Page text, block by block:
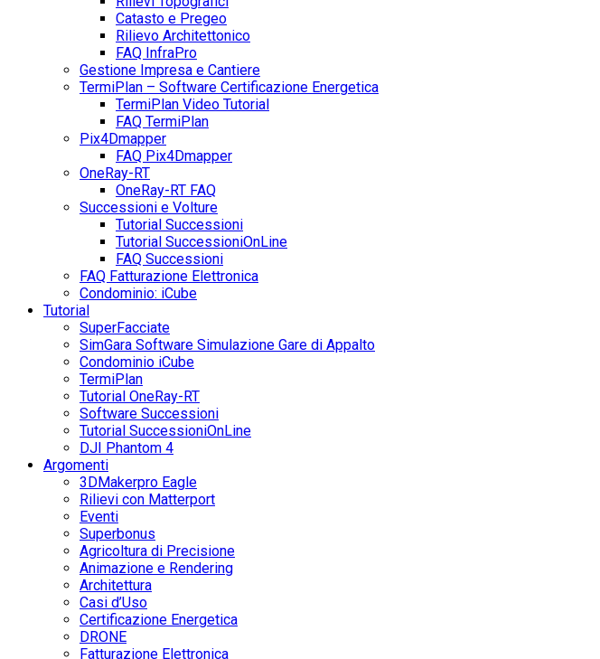
Catasto e Pregeo
Rilievo Architettonico
FAQ InfraPro
Gestione Impresa e Cantiere
TermiPlan – Software Certificazione Energetica
TermiPlan Video Tutorial
FAQ TermiPlan
Pix4Dmapper
FAQ Pix4Dmapper
OneRay-RT
OneRay-RT FAQ
Successioni e Volture
Tutorial Successioni
Tutorial SuccessioniOnLine
FAQ Successioni
FAQ Fatturazione Elettronica
Condominio: iCube
Tutorial
SuperFacciate
SimGara Software Simulazione Gare di Appalto
Condominio iCube
TermiPlan
Tutorial OneRay-RT
Software Successioni
Tutorial SuccessioniOnLine
DJI Phantom 4
Argomenti
3DMakerpro Eagle
Rilievi con Matterport
Eventi
Superbonus
Agricoltura di Precisione
Animazione e Rendering
Architettura
Casi d’Uso
Certificazione Energetica
DRONE
Fatturazione Elettronica